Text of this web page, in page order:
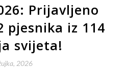
Prijavljeno
pjesnika iz 114
svijeta!
2026